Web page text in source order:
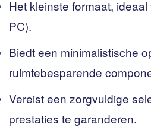
Het kleinste formaat,
PC).
Biedt een minimalistische
ruimtebesparende
Vereist een zorgvuldige
prestaties te garanderen.